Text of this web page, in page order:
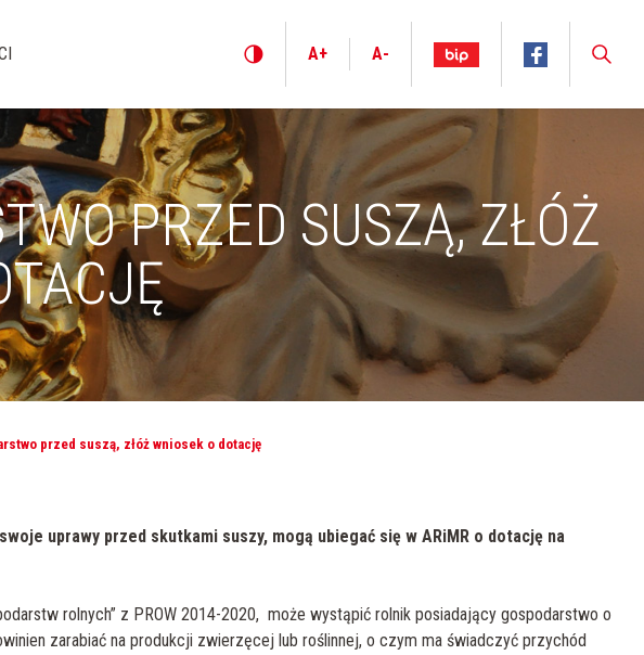
A+ A-
PRZED SUSZĄ, ZŁÓŻ
przed suszą, złóż wniosek o dotację
uprawy przed skutkami suszy, mogą ubiegać się w ARiMR o dotację na
rolnych” z PROW 2014-2020, może wystąpić rolnik posiadający gospodarstwo o
zarabiać na produkcji zwierzęcej lub roślinnej, o czym ma świadczyć przychód